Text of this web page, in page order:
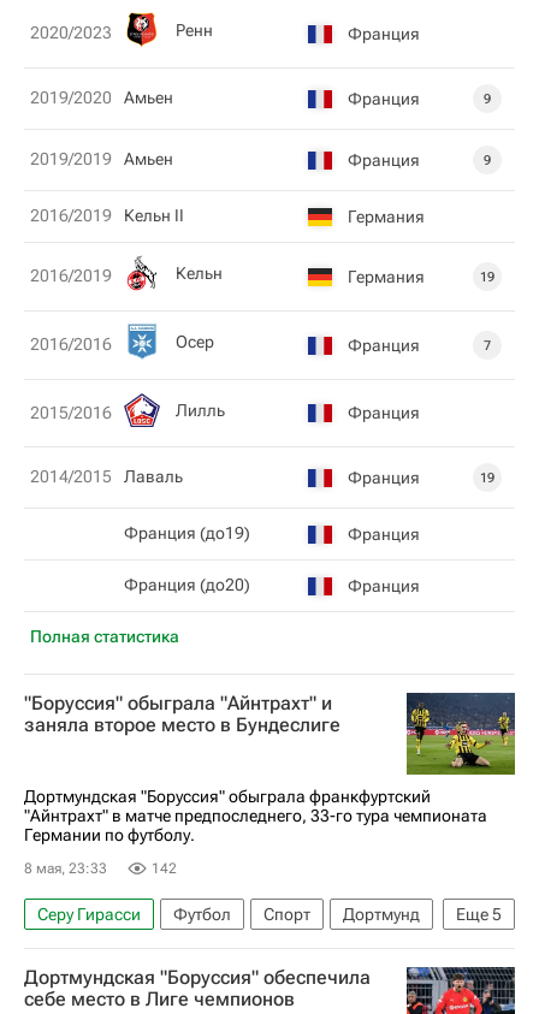
Полная статистика
2020/2023 Ренн Франция
2019/2020 Амьен Франция 9
2019/2019 Амьен Франция 9
2016/2019 Кельн II Германия
2016/2019 Кельн Германия 19
2016/2016 Осер Франция 7
2015/2016 Лилль Франция
2014/2015 Лаваль Франция 19
Франция (до19) Франция
Франция (до20) Франция
"Боруссия" обыграла "Айнтрахт" и
заняла второе место в Бундеслиге
Дортмундская "Боруссия" обыграла франкфуртский
"Айнтрахт" в матче предпоследнего, 33-го тура чемпионата
Германии по футболу.
8 мая, 23:33 142
Еще5
Серу Гирасси Футбол Спорт
Дортмунд
Нико Шлоттербек
Боруссия (Дортмунд)
Айнтрахт (Франкфурт)
Бундеслига
Дортмундская "Боруссия" обеспечила
себе место в Лиге чемпионов